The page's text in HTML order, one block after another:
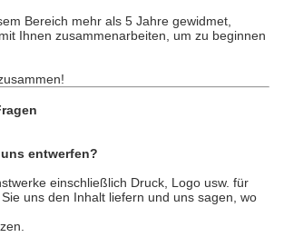
Bereich mehr als 5 Jahre gewidmet,
Ihnen zusammenarbeiten, um zu beginnen
entwerfen?
einschließlich Druck, Logo usw. für
uns den Inhalt liefern und uns sagen, wo